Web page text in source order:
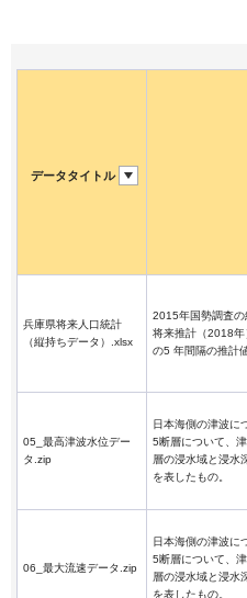
データタイトル
兵庫県将来人口統計
（縦持ちデータ）.xlsx
2015年国勢調査
将来推計（2018
の5 年間隔の推計
05_最高津波水位デー
タ.zip
日本海側の津波に
5断層について、
層の浸水域と浸水
を表したもの。
06_最大流速データ.zip
日本海側の津波に
5断層について、
層の浸水域と浸水
を表したもの。